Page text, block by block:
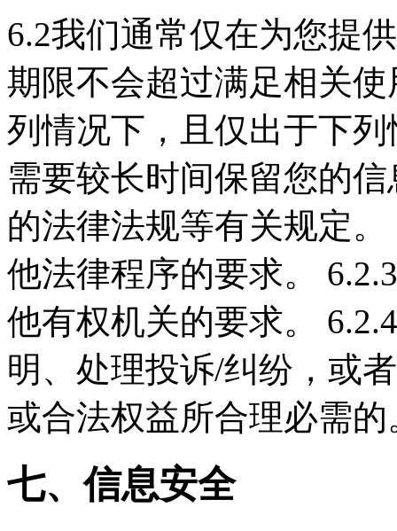
6.2我们通常仅在为您提
期限不会超过满足相关
列情况下，且仅出于下
需要较长时间保留您的
的法律法规等有关规定
他法律程序的要求。
他有权机关的要求。
明、处理投诉/纠纷，或
或合法权益所合理必需的
七、信息安全